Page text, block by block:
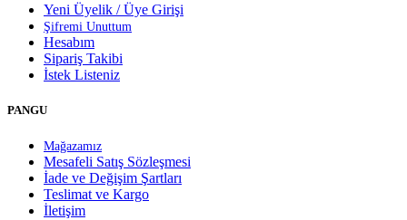
Yeni Üyelik / Üye Girişi
Şifremi Unuttum
Hesabım
Sipariş Takibi
İstek Listeniz
PANGU
Mağazamız
Mesafeli Satış Sözleşmesi
İade ve Değişim Şartları
Teslimat ve Kargo
İletişim